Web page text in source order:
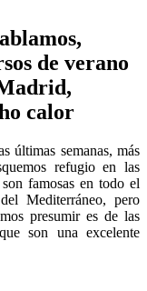
de verano
calor
últimas semanas, más
refugio en las
famosas en todo el
Mediterráneo, pero
presumir es de las
son una excelente